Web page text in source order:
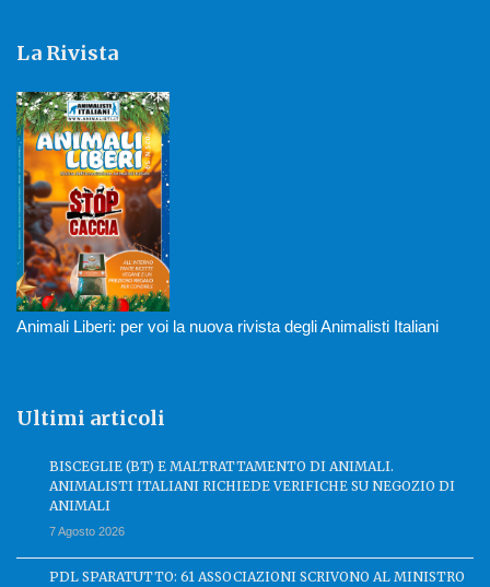
La Rivista
Animali Liberi: per voi la nuova rivista degli Animalisti Italiani
Ultimi articoli
BISCEGLIE (BT) E MALTRATTAMENTO DI ANIMALI.
ANIMALISTI ITALIANI RICHIEDE VERIFICHE SU NEGOZIO DI
ANIMALI
7 Agosto 2026
PDL SPARATUTTO: 61 ASSOCIAZIONI SCRIVONO AL MINISTRO